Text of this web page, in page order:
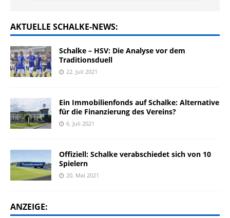
AKTUELLE SCHALKE-NEWS:
Schalke – HSV: Die Analyse vor dem
Traditionsduell
22. Juli 2021
Ein Immobilienfonds auf Schalke: Alternative
für die Finanzierung des Vereins?
6. Juli 2021
Offiziell: Schalke verabschiedet sich von 10
Spielern
20. Mai 2021
ANZEIGE: